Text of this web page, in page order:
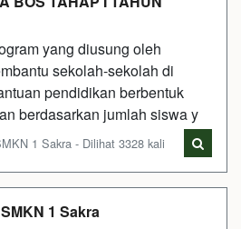
yang diusung oleh
sekolah-sekolah di
pendidikan berbentuk
berdasarkan jumlah siswa y
1 Sakra - Dilihat 3328 kali
1 Sakra